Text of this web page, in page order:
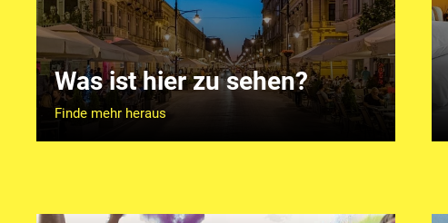
Was ist hier zu sehen?
Finde mehr heraus